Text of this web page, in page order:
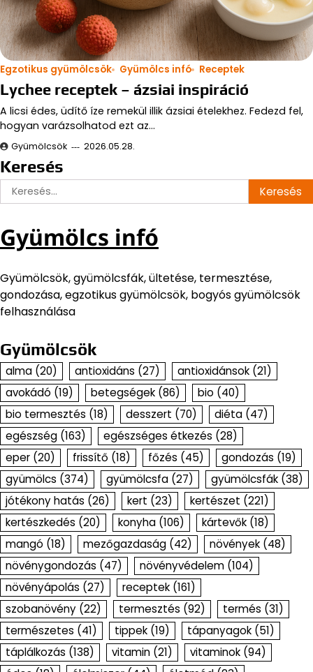
Egzotikus gyümölcsök Gyümölcs infó Receptek
Lychee receptek – ázsiai inspiráció
A licsi édes, üdítő íze remekül illik ázsiai ételekhez. Fedezd fel,
hogyan varázsolhatod ezt az…
Gyümölcsök 2026.05.28.
Keresés
Keresés:
Gyümölcs infó
Gyümölcsök, gyümölcsfák, ültetése, termesztése,
gondozása, egzotikus gyümölcsök, bogyós gyümölcsök
felhasználása
Gyümölcsök
alma (20) antioxidáns (27) antioxidánsok (21)
avokádó (19) betegségek (86) bio (40)
bio termesztés (18) desszert (70) diéta (47)
egészség (163) egészséges étkezés (28)
eper (20) frissítő (18) főzés (45) gondozás (19)
gyümölcs (374) gyümölcsfa (27) gyümölcsfák (38)
jótékony hatás (26) kert (23) kertészet (221)
kertészkedés (20) konyha (106) kártevők (18)
mangó (18) mezőgazdaság (42) növények (48)
növénygondozás (47) növényvédelem (104)
növényápolás (27) receptek (161)
szobanövény (22) termesztés (92) termés (31)
természetes (41) tippek (19) tápanyagok (51)
táplálkozás (138) vitamin (21) vitaminok (94)